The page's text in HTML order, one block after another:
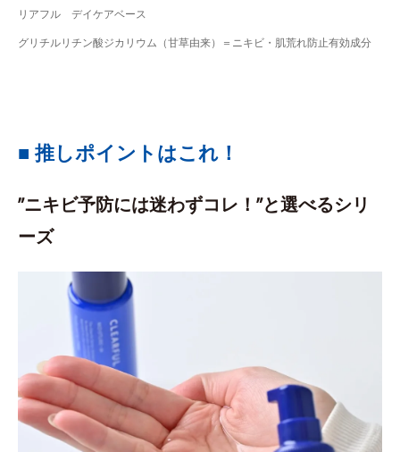
リアフル デイケアベース
グリチルリチン酸ジカリウム（甘草由来）＝ニキビ・肌荒れ防止有効成分
■ 推しポイントはこれ！
”ニキビ予防には迷わずコレ！”と選べるシリ
ーズ